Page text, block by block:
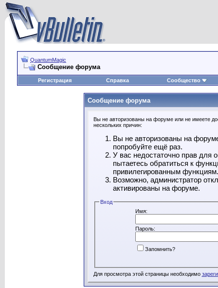
QuantumMagic
Сообщение форума
Регистрация Справка Сообщество
Сообщение форума
Вы не авторизованы на форуме или не имеете
нескольких причин:
Вы не авторизованы на
попробуйте ещё раз.
У вас недостаточно прав для
пытаетесь обратиться к
привилегированным функциям.
Возможно, администратор
активированы на форуме.
Вход
Имя:
Пароль:
Запомнить?
Для просмотра этой страницы необходимо